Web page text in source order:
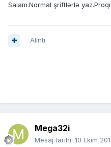
Salam.Normal şriftlərlə
Alıntı
Mega32i
Mesaj tarihi: 10 Ekim